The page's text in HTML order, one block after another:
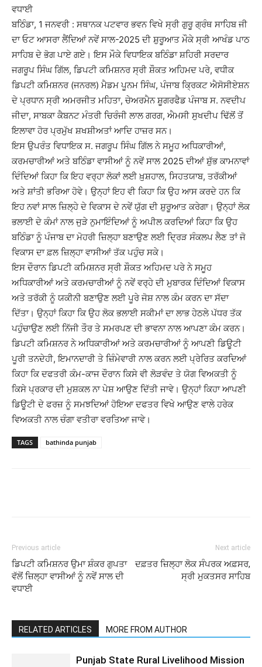
ਵਧਾਈ
ਬਠਿੰਡਾ, 1 ਜਨਵਰੀ : ਸਥਾਨਕ ਪਟਵਾਰ ਭਵਨ ਵਿਖੇ ਸ੍ਰੀ ਗੁਰੂ ਗ੍ਰੰਥ ਸਾਹਿਬ ਜੀ
ਦਾ ਓਟ ਆਸਰਾ ਲੈਂਦਿਆਂ ਨਵੇਂ ਸਾਲ-2025 ਦੀ ਸ਼ੁਰੂਆਤ ਮੌਕੇ ਸ੍ਰੀ ਆਖੰਡ ਪਾਠ
ਸਾਹਿਬ ਦੇ ਭੋਗ ਪਾਏ ਗਏ। ਇਸ ਮੌਕੇ ਵਿਧਾਇਕ ਬਠਿੰਡਾ ਸ਼ਹਿਰੀ ਸਰਦਾਰ
ਜਗਰੂਪ ਸਿੰਘ ਗਿੱਲ, ਡਿਪਟੀ ਕਮਿਸ਼ਨਰ ਸ੍ਰੀ ਸ਼ੌਕਤ ਅਹਿਮਦ ਪਰੇ, ਵਧੀਕ
ਡਿਪਟੀ ਕਮਿਸ਼ਨਰ (ਜਨਰਲ) ਮੈਡਮ ਪੂਨਮ ਸਿੰਘ, ਪੰਜਾਬ ਕ੍ਰਿਕਟ ਐਸੋਸੀਏਸ਼ਨ
ਦੇ ਪ੍ਰਧਾਨ ਸ੍ਰੀ ਅਮਰਜੀਤ ਮਹਿਤਾ, ਚੇਅਰਮੈਨ ਸ਼ੂਗਰਫੈਡ ਪੰਜਾਬ ਸ. ਨਵਦੀਪ
ਜੀਦਾ, ਸਾਬਕਾ ਕੈਬਨਟ ਮੰਤਰੀ ਚਿਰੰਜੀ ਲਾਲ ਗਰਗ, ਐਮਸੀ ਸੁਖਦੀਪ ਢਿੱਲੋਂ ਤੋਂ
ਇਲਾਵਾ ਹੋਰ ਪ੍ਰਮੁੱਖ ਸ਼ਖਸ਼ੀਅਤਾਂ ਆਦਿ ਹਾਜ਼ਰ ਸਨ।
ਇਸ ਉਪਰੰਤ ਵਿਧਾਇਕ ਸ. ਜਗਰੂਪ ਸਿੰਘ ਗਿੱਲ ਨੇ ਸਮੂਹ ਅਧਿਕਾਰੀਆਂ,
ਕਰਮਚਾਰੀਆਂ ਅਤੇ ਬਠਿੰਡਾ ਵਾਸੀਆਂ ਨੂੰ ਨਵੇਂ ਸਾਲ 2025 ਦੀਆਂ ਸ਼ੁੱਭ ਕਾਮਨਾਵਾਂ
ਦਿੰਦਿਆਂ ਕਿਹਾ ਕਿ ਇਹ ਵਰ੍ਹਾ ਲੋਕਾਂ ਲਈ ਖ਼ੁਸ਼ਹਾਲ, ਸਿਹਤਯਾਬ, ਤਰੱਕੀਆਂ
ਅਤੇ ਸ਼ਾਂਤੀ ਭਰਿਆ ਹੋਵੇ। ਉਨ੍ਹਾਂ ਇਹ ਵੀ ਕਿਹਾ ਕਿ ਉਹ ਆਸ ਕਰਦੇ ਹਨ ਕਿ
ਇਹ ਨਵਾਂ ਸਾਲ ਜ਼ਿਲ੍ਹੇ ਦੇ ਵਿਕਾਸ ਦੇ ਨਵੇਂ ਯੁੱਗ ਦੀ ਸ਼ੁਰੂਆਤ ਕਰੇਗਾ। ਉਨ੍ਹਾਂ ਲੋਕ
ਭਲਾਈ ਦੇ ਕੰਮਾਂ ਨਾਲ ਜੁੜੇ ਨੁਮਾਇੰਦਿਆਂ ਨੂੰ ਅਪੀਲ ਕਰਦਿਆਂ ਕਿਹਾ ਕਿ ਉਹ
ਬਠਿੰਡਾ ਨੂੰ ਪੰਜਾਬ ਦਾ ਮੋਹਰੀ ਜ਼ਿਲ੍ਹਾ ਬਣਾਉਣ ਲਈ ਦ੍ਰਿੜ ਸੰਕਲਪ ਲੈਣ ਤਾਂ ਜੋ
ਵਿਕਾਸ ਦਾ ਫ਼ਲ ਜ਼ਿਲ੍ਹਾ ਵਾਸੀਆਂ ਤੱਕ ਪਹੁੰਚ ਸਕੇ।
ਇਸ ਦੌਰਾਨ ਡਿਪਟੀ ਕਮਿਸ਼ਨਰ ਸ੍ਰੀ ਸ਼ੌਕਤ ਅਹਿਮਦ ਪਰੇ ਨੇ ਸਮੂਹ
ਅਧਿਕਾਰੀਆਂ ਅਤੇ ਕਰਮਚਾਰੀਆਂ ਨੂੰ ਨਵੇਂ ਵਰ੍ਹੇ ਦੀ ਮੁਬਾਰਕ ਦਿੰਦਿਆਂ ਵਿਕਾਸ
ਅਤੇ ਤਰੱਕੀ ਨੂੰ ਯਕੀਨੀ ਬਣਾਉਣ ਲਈ ਪੂਰੇ ਜੋਸ਼ ਨਾਲ ਕੰਮ ਕਰਨ ਦਾ ਸੱਦਾ
ਦਿੱਤਾ। ਉਨ੍ਹਾਂ ਕਿਹਾ ਕਿ ਉਹ ਲੋਕ ਭਲਾਈ ਸਕੀਮਾਂ ਦਾ ਲਾਭ ਹੇਠਲੇ ਪੱਧਰ ਤੱਕ
ਪਹੁੰਚਾਉਣ ਲਈ ਨਿੱਜੀ ਤੌਰ ਤੇ ਸਮਰਪਣ ਦੀ ਭਾਵਨਾ ਨਾਲ ਆਪਣਾ ਕੰਮ ਕਰਨ।
ਡਿਪਟੀ ਕਮਿਸ਼ਨਰ ਨੇ ਅਧਿਕਾਰੀਆਂ ਅਤੇ ਕਰਮਚਾਰੀਆਂ ਨੂੰ ਆਪਣੀ ਡਿਊਟੀ
ਪੂਰੀ ਤਨਦੇਹੀ, ਇਮਾਨਦਾਰੀ ਤੇ ਜ਼ਿੰਮੇਵਾਰੀ ਨਾਲ ਕਰਨ ਲਈ ਪ੍ਰੇਰਿਤ ਕਰਦਿਆਂ
ਕਿਹਾ ਕਿ ਦਫਤਰੀ ਕੰਮ-ਕਾਜ ਦੌਰਾਨ ਕਿਸੇ ਵੀ ਲੋੜਵੰਦ ਤੇ ਯੋਗ ਵਿਅਕਤੀ ਨੂੰ
ਕਿਸੇ ਪ੍ਰਕਾਰ ਦੀ ਮੁਸ਼ਕਲ ਨਾ ਪੇਸ਼ ਆਉਣ ਦਿੱਤੀ ਜਾਵੇ। ਉਨ੍ਹਾਂ ਕਿਹਾ ਆਪਣੀ
ਡਿਊਟੀ ਦੇ ਫਰਜ਼ ਨੂੰ ਸਮਝਦਿਆਂ ਹੋਇਆ ਦਫਤਰ ਵਿਖੇ ਆਉਣ ਵਾਲੇ ਹਰੇਕ
ਵਿਅਕਤੀ ਨਾਲ ਚੰਗਾ ਵਤੀਰਾ ਵਰਤਿਆ ਜਾਵੇ।
TAGS bathinda punjab
Previous article
ਡਿਪਟੀ ਕਮਿਸ਼ਨਰ ਉਮਾ ਸ਼ੰਕਰ ਗੁਪਤਾ
ਵੱਲੋਂ ਜ਼ਿਲ੍ਹਾ ਵਾਸੀਆਂ ਨੂੰ ਨਵੇਂ ਸਾਲ ਦੀ
ਵਧਾਈ
Next article
ਦਫ਼ਤਰ ਜ਼ਿਲ੍ਹਾ ਲੋਕ ਸੰਪਰਕ ਅਫ਼ਸਰ,
ਸ੍ਰੀ ਮੁਕਤਸਰ ਸਾਹਿਬ
RELATED ARTICLES MORE FROM AUTHOR
Punjab State Rural Livelihood Mission